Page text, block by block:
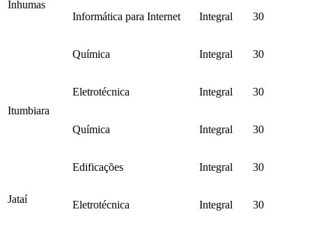
Inhumas
Informática para Internet
Integral 30
Química Integral 30
Itumbiara
Eletrotécnica Integral 30
Química Integral 30
Jataí
Edificações Integral 30
Eletrotécnica Integral 30